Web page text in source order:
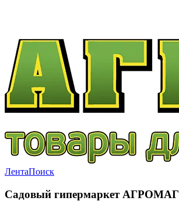
ЛентаПоиск
Садовый гипермаркет АГРОМАГ